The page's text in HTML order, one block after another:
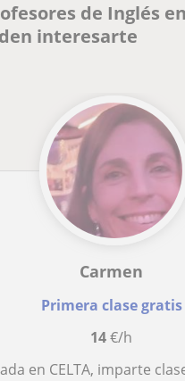
de Inglés
interesarte
Carmen
Primera clase gratis
14€/h
en CELTA, imparte clases